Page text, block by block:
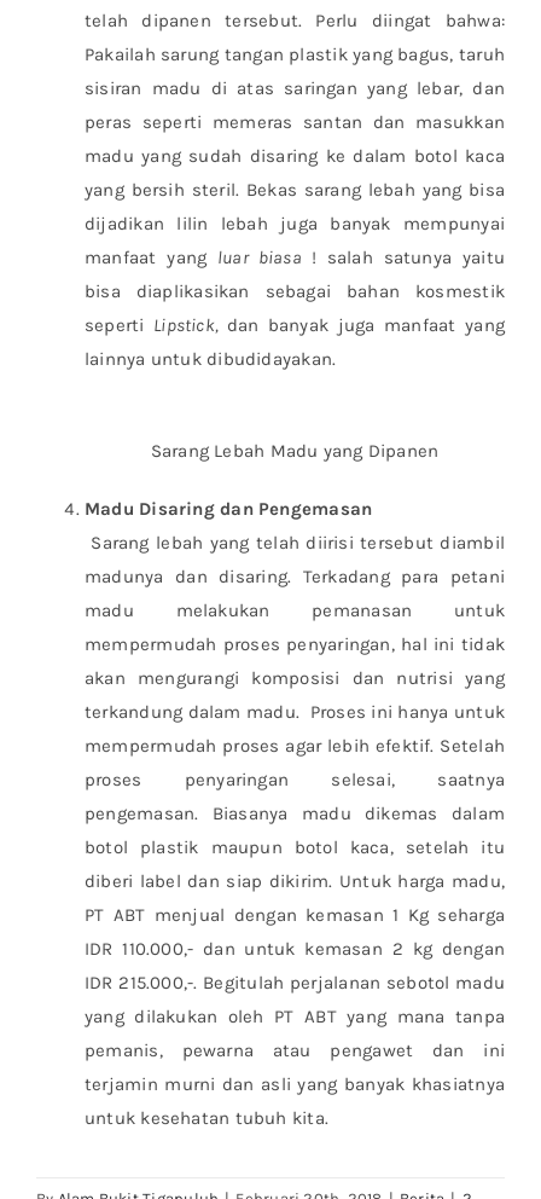
telah dipanen tersebut. Perlu diingat bahwa:
Pakailah sarung tangan plastik yang bagus, taruh
sisiran madu di atas saringan yang lebar, dan
peras seperti memeras santan dan masukkan
madu yang sudah disaring ke dalam botol kaca
yang bersih steril. Bekas sarang lebah yang bisa
dijadikan lilin lebah juga banyak mempunyai
manfaat yang luar biasa ! salah satunya yaitu
bisa diaplikasikan sebagai bahan kosmestik
seperti Lipstick, dan banyak juga manfaat yang
lainnya untuk dibudidayakan.
Sarang Lebah Madu yang Dipanen
Madu Disaring dan Pengemasan
Sarang lebah yang telah diirisi tersebut diambil
madunya dan disaring. Terkadang para petani
madu melakukan pemanasan untuk
mempermudah proses penyaringan, hal ini tidak
akan mengurangi komposisi dan nutrisi yang
terkandung dalam madu. Proses ini hanya untuk
mempermudah proses agar lebih efektif. Setelah
proses penyaringan selesai, saatnya
pengemasan. Biasanya madu dikemas dalam
botol plastik maupun botol kaca, setelah itu
diberi label dan siap dikirim. Untuk harga madu,
PT ABT menjual dengan kemasan 1 Kg seharga
IDR 110.000,- dan untuk kemasan 2 kg dengan
IDR 215.000,-. Begitulah perjalanan sebotol madu
yang dilakukan oleh PT ABT yang mana tanpa
pemanis, pewarna atau pengawet dan ini
terjamin murni dan asli yang banyak khasiatnya
untuk kesehatan tubuh kita.